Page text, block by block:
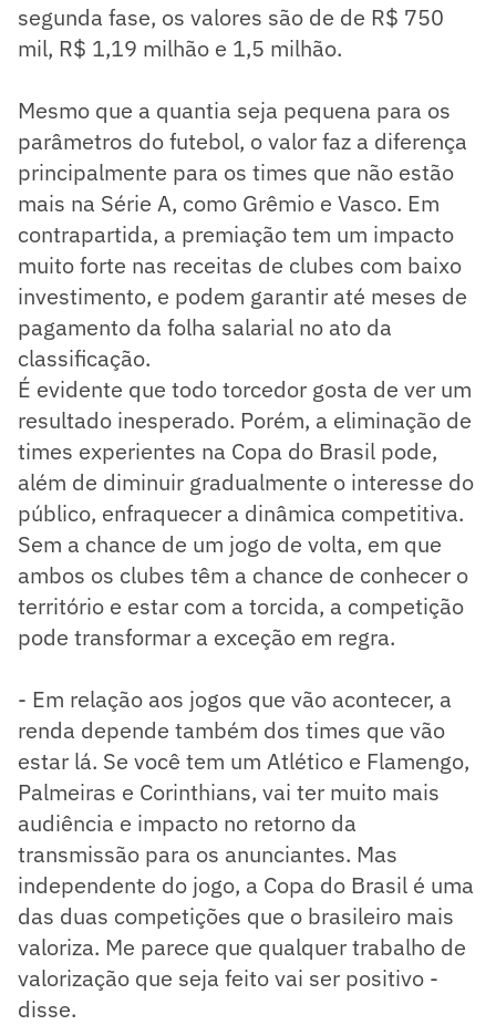
segunda fase, os valores são de de R$ 750
mil, R$ 1,19 milhão e 1,5 milhão.
Mesmo que a quantia seja pequena para os
parâmetros do futebol, o valor faz a diferença
principalmente para os times que não estão
mais na Série A, como Grêmio e Vasco. Em
contrapartida, a premiação tem um impacto
muito forte nas receitas de clubes com baixo
investimento, e podem garantir até meses de
pagamento da folha salarial no ato da
classificação.
É evidente que todo torcedor gosta de ver um
resultado inesperado. Porém, a eliminação de
times experientes na Copa do Brasil pode,
além de diminuir gradualmente o interesse do
público, enfraquecer a dinâmica competitiva.
Sem a chance de um jogo de volta, em que
ambos os clubes têm a chance de conhecer o
território e estar com a torcida, a competição
pode transformar a exceção em regra.
- Em relação aos jogos que vão acontecer, a
renda depende também dos times que vão
estar lá. Se você tem um Atlético e Flamengo,
Palmeiras e Corinthians, vai ter muito mais
audiência e impacto no retorno da
transmissão para os anunciantes. Mas
independente do jogo, a Copa do Brasil é uma
das duas competições que o brasileiro mais
valoriza. Me parece que qualquer trabalho de
valorização que seja feito vai ser positivo -
disse.